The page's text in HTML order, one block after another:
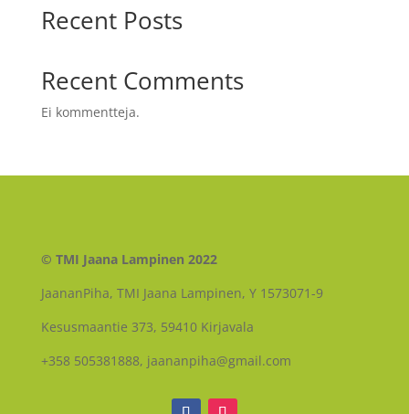
Recent Posts
Recent Comments
Ei kommentteja.
© TMI Jaana Lampinen 2022
JaananPiha, TMI Jaana Lampinen, Y 1573071-9
Kesusmaantie 373, 59410 Kirjavala
+358 505381888, jaananpiha@gmail.com